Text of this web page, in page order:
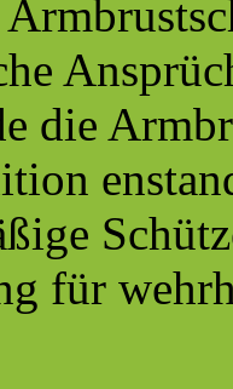
die
für